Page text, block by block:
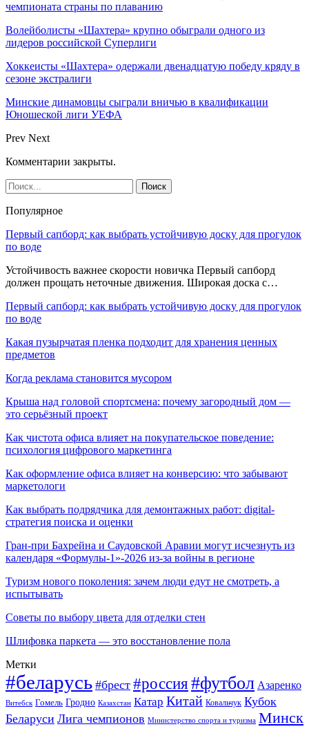
чемпионата страны по плаванию
Волейболисты «Шахтера» крупно обыграли одного из
лидеров российской Суперлиги
Хоккеисты «Шахтера» одержали двенадцатую победу кряду в
сезоне экстралиги
Минские динамовцы сыграли вничью в квалификации
Юношеской лиги УЕФА
Prev Next
Комментарии закрыты.
Популярное
Первый сапборд: как выбрать устойчивую доску для прогулок
по воде
Устойчивость важнее скорости новичка Первый сапборд
должен прощать неточные движения. Широкая доска с…
Первый сапборд: как выбрать устойчивую доску для прогулок
по воде
Какая пузырчатая пленка подходит для хранения ценных
предметов
Когда реклама становится мусором
Крыша над головой спортсмена: почему загородный дом —
это серьёзный проект
Как чистота офиса влияет на покупательское поведение:
психология цифрового маркетинга
Как оформление офиса влияет на конверсию: что забывают
маркетологи
Как выбрать подрядчика для демонтажных работ: digital-
стратегия поиска и оценки
Гран-при Бахрейна и Саудовской Аравии могут исчезнуть из
календаря «Формулы-1»-2026 из-за войны в регионе
Туризм нового поколения: зачем люди едут не смотреть, а
испытывать
Советы по выбору цвета для отделки стен
Шлифовка паркета — это восстановление пола
Метки
#беларусь #брест #россия#футбол Азаренко
Витебск Гомель Гродно Казахстан Катар Китай Ковальчук Кубок
Беларуси Лига чемпионов Министерство спорта и туризма Минск